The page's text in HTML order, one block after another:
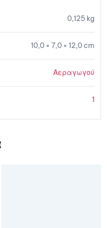
0,125 kg
10,0 × 7,0 × 12,0 cm
Αεραγωγού
1